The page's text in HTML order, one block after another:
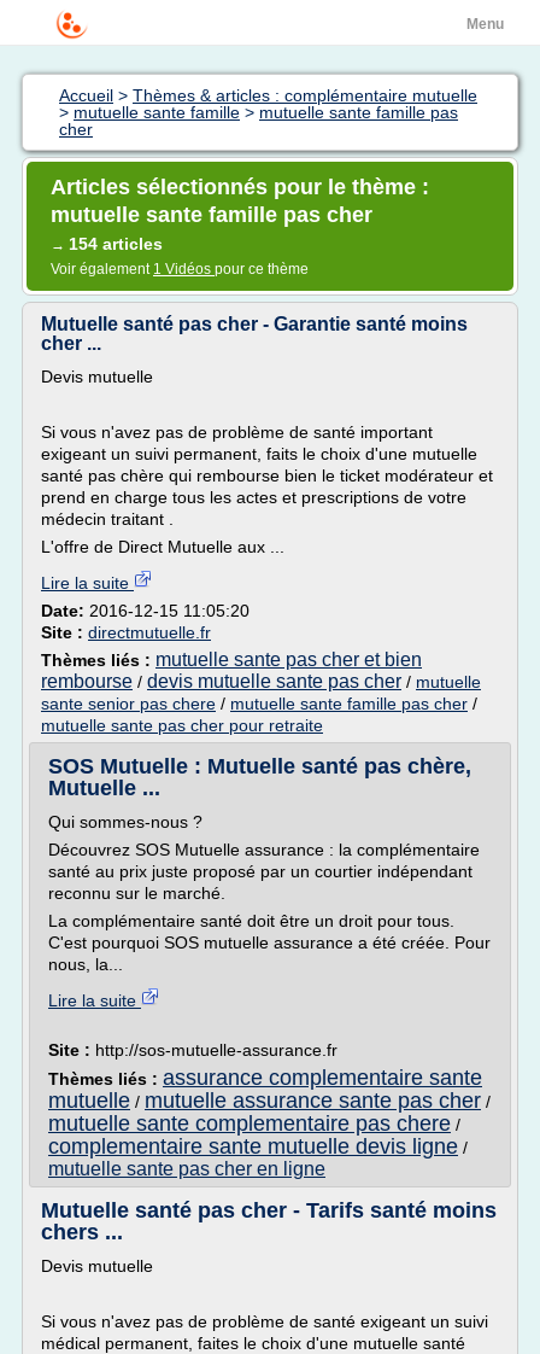
Menu
Accueil > Thèmes & articles : complémentaire mutuelle
> mutuelle sante famille > mutuelle sante famille pas
cher
Articles sélectionnés pour le thème :
mutuelle sante famille pas cher
→ 154 articles
Voir également 1 Vidéos pour ce thème
Mutuelle santé pas cher - Garantie santé moins
cher ...
Devis mutuelle
Si vous n'avez pas de problème de santé important
exigeant un suivi permanent, faits le choix d'une mutuelle
santé pas chère qui rembourse bien le ticket modérateur et
prend en charge tous les actes et prescriptions de votre
médecin traitant .
L'offre de Direct Mutuelle aux ...
Lire la suite
Date: 2016-12-15 11:05:20
Site : directmutuelle.fr
Thèmes liés : mutuelle sante pas cher et bien
rembourse / devis mutuelle sante pas cher / mutuelle
sante senior pas chere / mutuelle sante famille pas cher /
mutuelle sante pas cher pour retraite
SOS Mutuelle : Mutuelle santé pas chère,
Mutuelle ...
Qui sommes-nous ?
Découvrez SOS Mutuelle assurance : la complémentaire
santé au prix juste proposé par un courtier indépendant
reconnu sur le marché.
La complémentaire santé doit être un droit pour tous.
C'est pourquoi SOS mutuelle assurance a été créée. Pour
nous, la...
Lire la suite
Site : http://sos-mutuelle-assurance.fr
Thèmes liés : assurance complementaire sante
mutuelle / mutuelle assurance sante pas cher /
mutuelle sante complementaire pas chere /
complementaire sante mutuelle devis ligne /
mutuelle sante pas cher en ligne
Mutuelle santé pas cher - Tarifs santé moins
chers ...
Devis mutuelle
Si vous n'avez pas de problème de santé exigeant un suivi
médical permanent, faites le choix d'une mutuelle santé